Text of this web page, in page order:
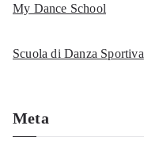
My Dance School
Scuola di Danza Sportiva
Meta